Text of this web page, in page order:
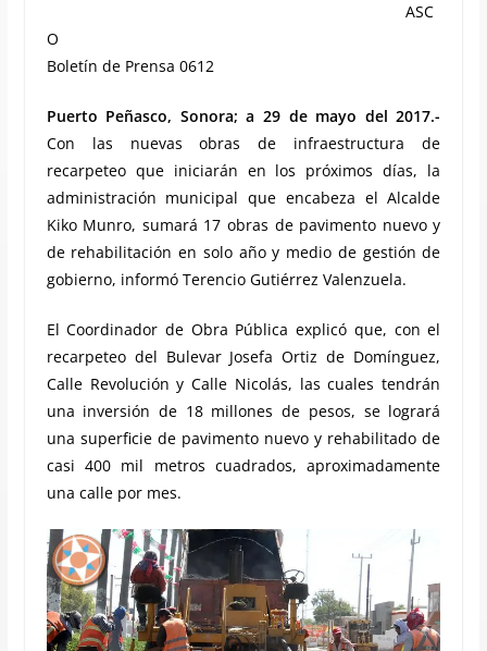
ASC
O
Boletín de Prensa 0612
Puerto Peñasco, Sonora; a 29 de mayo del 2017.-
Con las nuevas obras de infraestructura de
recarpeteo que iniciarán en los próximos días, la
administración municipal que encabeza el Alcalde
Kiko Munro, sumará 17 obras de pavimento nuevo y
de rehabilitación en solo año y medio de gestión de
gobierno, informó Terencio Gutiérrez Valenzuela.
El Coordinador de Obra Pública explicó que, con el
recarpeteo del Bulevar Josefa Ortiz de Domínguez,
Calle Revolución y Calle Nicolás, las cuales tendrán
una inversión de 18 millones de pesos, se logrará
una superficie de pavimento nuevo y rehabilitado de
casi 400 mil metros cuadrados, aproximadamente
una calle por mes.